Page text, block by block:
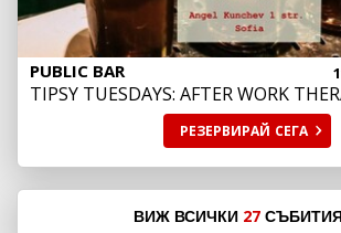
PUBLIC BAR
TIPSY TUESDAYS: AFTER WORK
РЕЗЕРВИРАЙ СЕГА
ВИЖ ВСИЧКИ 27